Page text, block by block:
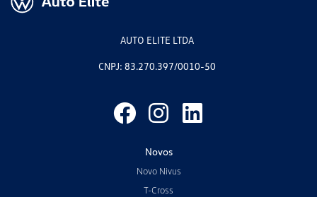
AUTO ELITE LTDA
CNPJ: 83.270.397/0010-50
Novos
Novo Nivus
T-Cross